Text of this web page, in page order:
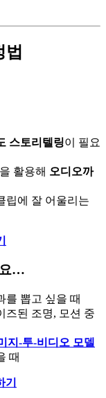
스토리텔링이 필요
을 활용해 오디오까
립에 잘 어울리는
요…
를 뽑고 싶을 때
즈된 조명, 모션 중
지-투-비디오 모델
때